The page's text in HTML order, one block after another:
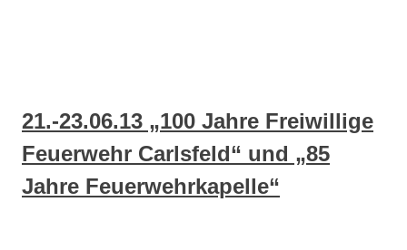
21.-23.06.13 „100 Jahre Freiwillige
Feuerwehr Carlsfeld“ und „85
Jahre Feuerwehrkapelle“